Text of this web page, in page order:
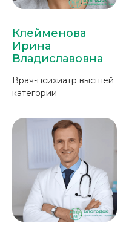
Клейменова
Ирина
Владиславовна
Врач-психиатр высшей
категории